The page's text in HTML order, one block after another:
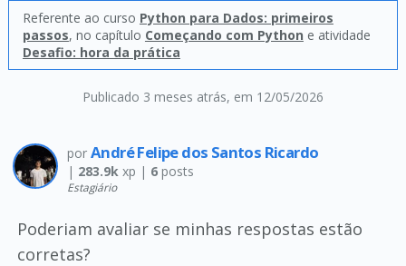
Publicado 3 meses atrás, em 12/05/2026
Referente ao curso Python para Dados: primeiros
passos, no capítulo Começando com Python e atividade
Desafio: hora da prática
por André Felipe dos Santos Ricardo
| 283.9kxp | 6posts
Estagiário
Poderiam avaliar se minhas respostas estão
corretas?